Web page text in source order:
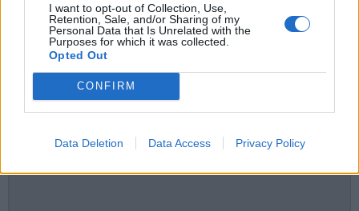
I want to opt-out of Collection, Use,
Retention, Sale, and/or Sharing of my
Personal Data that Is Unrelated with the
Purposes for which it was collected.
Opted Out
CONFIRM
Data Deletion Data Access Privacy Policy
aiutare, può scrivere a info@legnanonews.com